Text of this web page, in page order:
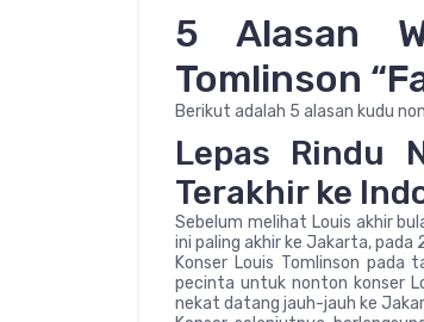
5 Alasan
Tomlinson
Berikut adalah 5 alasan kudu
Lepas Rindu
Terakhir ke
Sebelum melihat Louis akhir
ini paling akhir ke Jakarta, pada
Konser Louis Tomlinson pada
pecinta untuk nonton konser
nekat datang jauh-jauh ke